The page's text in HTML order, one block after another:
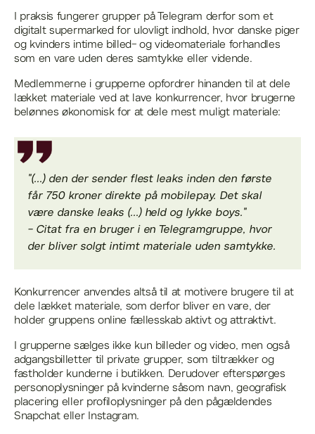
I praksis fungerer grupper på Telegram derfor som et
digitalt supermarked for ulovligt indhold, hvor danske piger
og kvinders intime billed- og videomateriale forhandles
som en vare uden deres samtykke eller vidende.
Medlemmerne i grupperne opfordrer hinanden til at dele
lækket materiale ved at lave konkurrencer, hvor brugerne
belønnes økonomisk for at dele mest muligt materiale:
"(...) den der sender flest leaks inden den første
får 750 kroner direkte på mobilepay. Det skal
være danske leaks (...) held og lykke boys."
- Citat fra en bruger i en Telegramgruppe, hvor
der bliver solgt intimt materiale uden samtykke.
Konkurrencer anvendes altså til at motivere brugere til at
dele lækket materiale, som derfor bliver en vare, der
holder gruppens online fællesskab aktivt og attraktivt.
I grupperne sælges ikke kun billeder og video, men også
adgangsbilletter til private grupper, som tiltrækker og
fastholder kunderne i butikken. Derudover efterspørges
personoplysninger på kvinderne såsom navn, geografisk
placering eller profiloplysninger på den pågældendes
Snapchat eller Instagram.